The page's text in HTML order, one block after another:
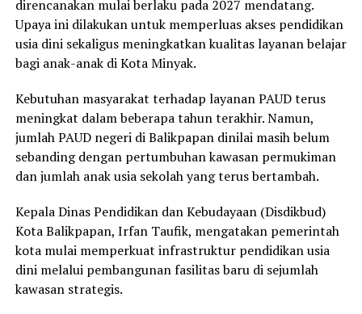
direncanakan mulai berlaku pada 2027 mendatang.
Upaya ini dilakukan untuk memperluas akses pendidikan
usia dini sekaligus meningkatkan kualitas layanan belajar
bagi anak-anak di Kota Minyak.
Kebutuhan masyarakat terhadap layanan PAUD terus
meningkat dalam beberapa tahun terakhir. Namun,
jumlah PAUD negeri di Balikpapan dinilai masih belum
sebanding dengan pertumbuhan kawasan permukiman
dan jumlah anak usia sekolah yang terus bertambah.
Kepala Dinas Pendidikan dan Kebudayaan (Disdikbud)
Kota Balikpapan, Irfan Taufik, mengatakan pemerintah
kota mulai memperkuat infrastruktur pendidikan usia
dini melalui pembangunan fasilitas baru di sejumlah
kawasan strategis.